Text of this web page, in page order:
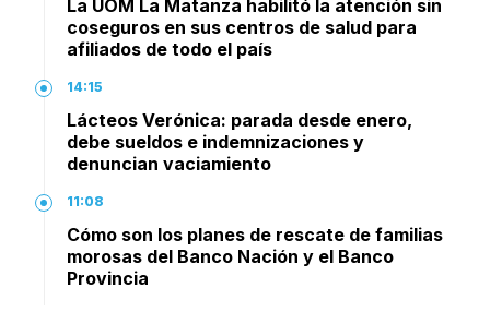
La UOM La Matanza habilitó la atención sin
coseguros en sus centros de salud para
afiliados de todo el país
14:15
Lácteos Verónica: parada desde enero,
debe sueldos e indemnizaciones y
denuncian vaciamiento
11:08
Cómo son los planes de rescate de familias
morosas del Banco Nación y el Banco
Provincia